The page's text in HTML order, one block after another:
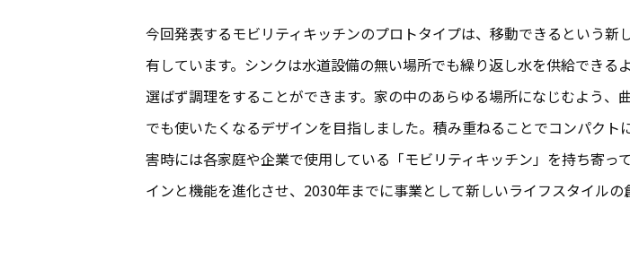
今回発表するモビリティキッチンのプロトタイプは、移動できるという
有しています。シンクは水道設備の無い場所でも繰り返し水を供給でき
選ばず調理をすることができます。家の中のあらゆる場所になじむよう
でも使いたくなるデザインを目指しました。積み重ねることでコンパク
害時には各家庭や企業で使用している「モビリティキッチン」を持ち寄
インと機能を進化させ、2030年までに事業として新しいライフスタイルの